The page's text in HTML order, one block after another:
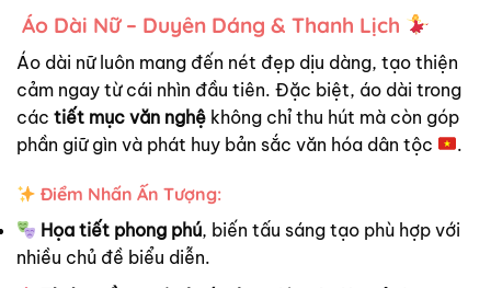
Áo Dài Nữ – Duyên Dáng & Thanh Lịch
Áo dài nữ luôn mang đến nét đẹp dịu dàng, tạo thiện
cảm ngay từ cái nhìn đầu tiên. Đặc biệt, áo dài trong
các tiết mục văn nghệ không chỉ thu hút mà còn góp
phần giữ gìn và phát huy bản sắc văn hóa dân tộc
.
Điểm Nhấn Ấn Tượng:
Họa tiết phong phú, biến tấu sáng tạo phù hợp với
nhiều chủ đề biểu diễn.